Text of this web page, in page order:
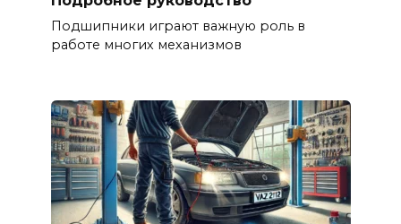
Подшипники играют важную роль в
работе многих механизмов